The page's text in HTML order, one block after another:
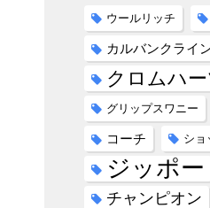
ウールリッチ
カルバンクライ
クロムハー
グリップスワニー
コーチ ショ
ジッポー
チャンピオン